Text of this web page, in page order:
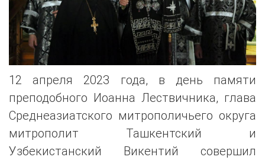
12 апреля 2023 года, в день памяти
преподобного Иоанна Лествичника, глава
Среднеазиатского митрополичьего округа
митрополит Ташкентский и
Узбекистанский Викентий совершил